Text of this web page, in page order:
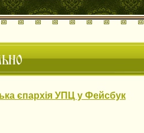
єпархія УПЦ у Фейсбук